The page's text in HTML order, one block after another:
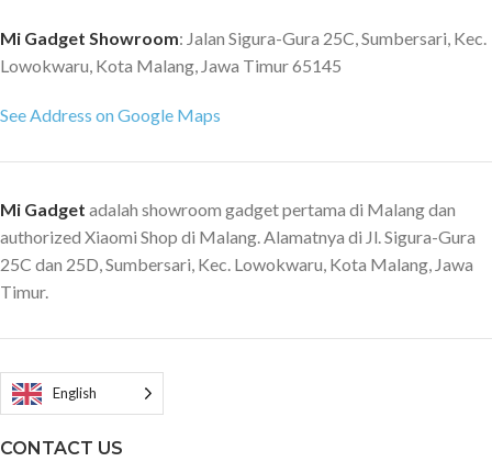
Mi Gadget Showroom: Jalan Sigura-Gura 25C, Sumbersari, Kec.
Lowokwaru, Kota Malang, Jawa Timur 65145
See Address on Google Maps
Mi Gadget adalah showroom gadget pertama di Malang dan
authorized Xiaomi Shop di Malang. Alamatnya di Jl. Sigura-Gura
25C dan 25D, Sumbersari, Kec. Lowokwaru, Kota Malang, Jawa
Timur.
English
CONTACT US